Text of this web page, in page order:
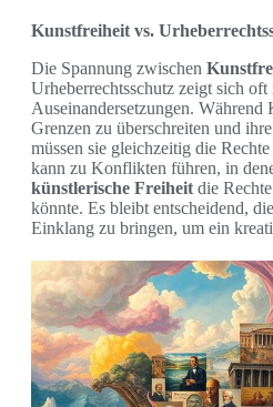
Kunstfreiheit vs.
Die Spannung zwischen
Urheberrechtsschutz zeigt sich
Auseinandersetzungen. Während
Grenzen zu überschreiten und
müssen sie gleichzeitig die
kann zu Konflikten führen, in
künstlerische Freiheit die
könnte. Es bleibt entscheidend,
Einklang zu bringen, um ein